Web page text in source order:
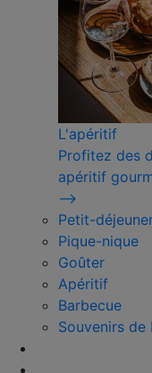
L'apéritif
Profitez des
apéritif
⟶
Petit-
Pique-nique
Goûter
Apéritif
Barbecue
Souvenirs de